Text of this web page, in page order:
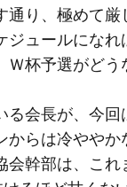
り、極めて厳
ュールになれ
杯予選がどう
会長が、今回
らは冷ややか
幹部は、これ